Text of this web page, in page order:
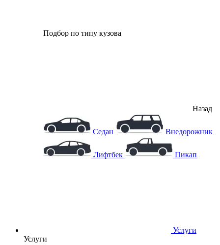
Подбор по типу кузова
Назад
Седан Внедорожник
Лифтбек Пикап
Услуги
Услуги